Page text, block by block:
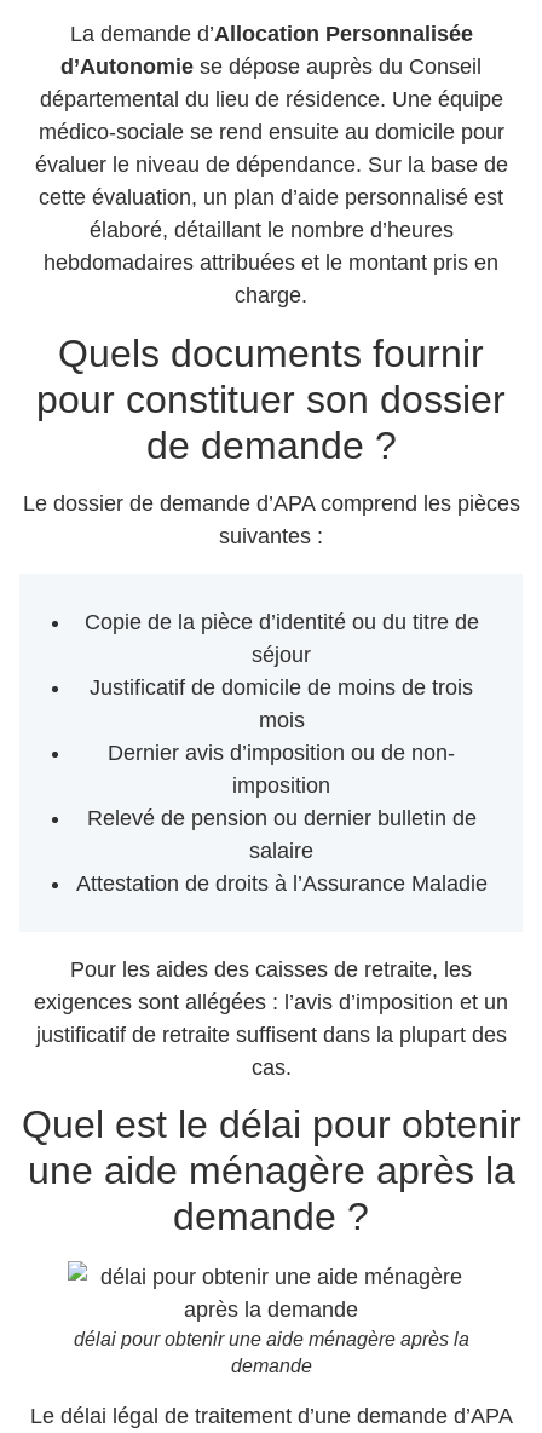
La demande d’Allocation Personnalisée
d’Autonomie se dépose auprès du Conseil
départemental du lieu de résidence. Une équipe
médico-sociale se rend ensuite au domicile pour
évaluer le niveau de dépendance. Sur la base de
cette évaluation, un plan d’aide personnalisé est
élaboré, détaillant le nombre d’heures
hebdomadaires attribuées et le montant pris en
charge.
Quels documents fournir
pour constituer son dossier
de demande ?
Le dossier de demande d’APA comprend les pièces
suivantes :
Copie de la pièce d’identité ou du titre de
séjour
Justificatif de domicile de moins de trois
mois
Dernier avis d’imposition ou de non-
imposition
Relevé de pension ou dernier bulletin de
salaire
Attestation de droits à l’Assurance Maladie
Pour les aides des caisses de retraite, les
exigences sont allégées : l’avis d’imposition et un
justificatif de retraite suffisent dans la plupart des
cas.
Quel est le délai pour obtenir
une aide ménagère après la
demande ?
délai pour obtenir une aide ménagère après la
demande
Le délai légal de traitement d’une demande d’APA